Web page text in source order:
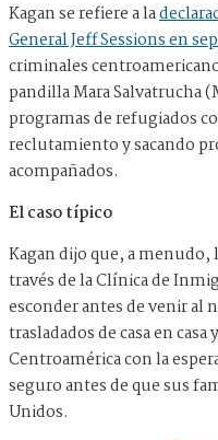
Kagan se refiere a la
General Jeff Sessions en
criminales
pandilla Mara Salvatrucha
programas de refugiados
reclutamiento y sacando
acompañados.
El caso típico
Kagan dijo que, a menudo,
través de la Clínica de
esconder antes de venir al
trasladados de casa en
Centroamérica con la
seguro antes de que sus
Unidos.